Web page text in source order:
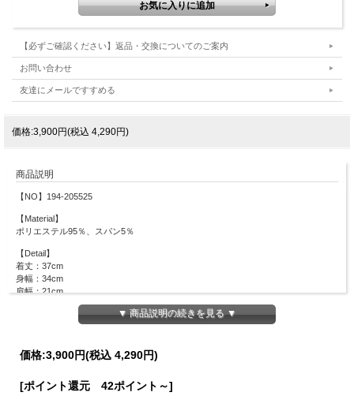
【必ずご確認ください】返品・交換についてのご案内
お問い合わせ
友達にメールですすめる
価格:3,900円(税込 4,290円)
商品説明
【NO】194-205525
【Material】
ポリエステル95％、スパン5％
【Detail】
着丈：37cm
身幅：34cm
肩幅：21cm
【Attention】サイズは平置きサイズとなりますので測り方により誤差が出る場合が
天候によりモデル画像と物撮り画像のカラーに違いある場合、物撮り画像の方が
▼ 商品説明の続きを見る ▼
価格:3,900円(税込 4,290円)
[ポイント還元 42ポイント～]